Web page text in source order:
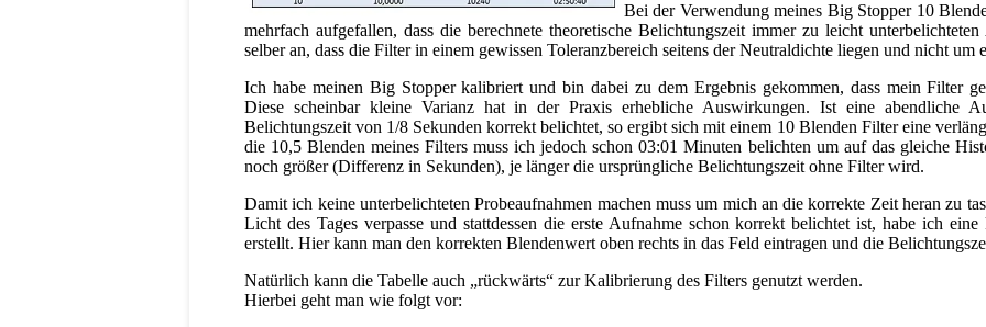
Bei der Verwendung meines Big Stopper 10
mehrfach aufgefallen, dass die berechnete theoretische Belichtungszeit immer zu leicht
selber an, dass die Filter in einem gewissen Toleranzbereich seitens der Neutraldichte liegen und nicht
Ich habe meinen Big Stopper kalibriert und bin dabei zu dem Ergebnis gekommen, dass mein Filter
Diese scheinbar kleine Varianz hat in der Praxis erhebliche Auswirkungen. Ist eine abendliche
Belichtungszeit von 1/8 Sekunden korrekt belichtet, so ergibt sich mit einem 10 Blenden Filter eine
die 10,5 Blenden meines Filters muss ich jedoch schon 03:01 Minuten belichten um auf das gleiche
noch größer (Differenz in Sekunden), je länger die ursprüngliche Belichtungszeit ohne Filter wird.
Damit ich keine unterbelichteten Probeaufnahmen machen muss um mich an die korrekte Zeit heran zu
Licht des Tages verpasse und stattdessen die erste Aufnahme schon korrekt belichtet ist, habe ich
erstellt. Hier kann man den korrekten Blendenwert oben rechts in das Feld eintragen und die
Natürlich kann die Tabelle auch „rückwärts“ zur Kalibrierung des Filters genutzt werden.
Hierbei geht man wie folgt vor: